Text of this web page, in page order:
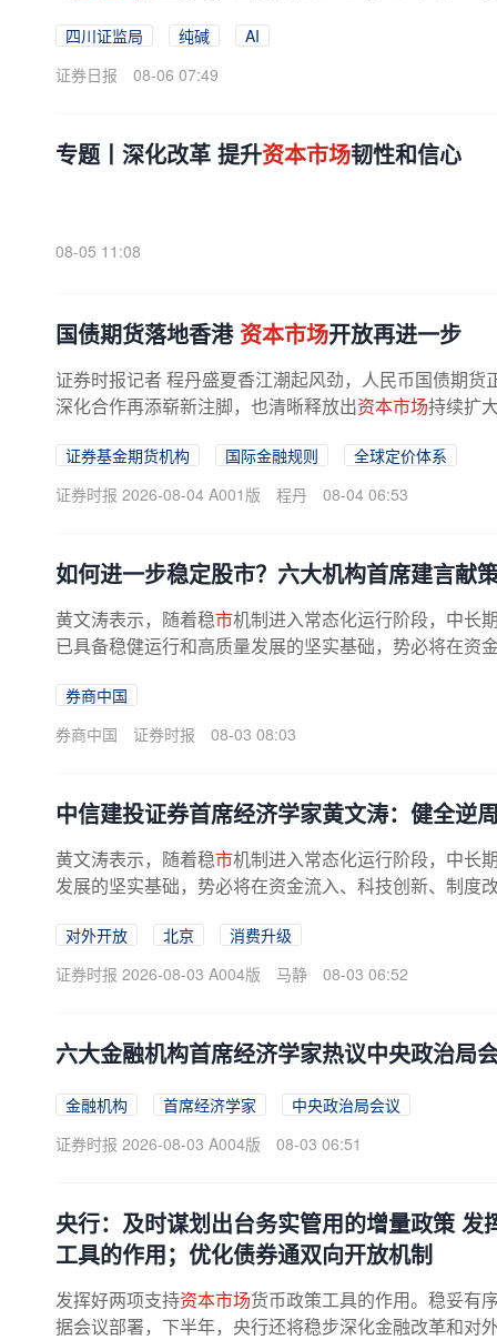
四川证监局 纯碱
AI
证券日报
08-06 07:49
专题丨深化改革 提升资本市场韧性和信心
08-05 11:08
国债期货落地香港 资本市场开放再进一步
证券时报记者 程丹盛夏香江潮起风劲，人民币国债期货
深化合作再添崭新注脚，也清晰释放出资本市场持续扩
证券基金期货机构 国际金融规则
全球定价体系
证券时报 2026-08-04 A001版
程丹 08-04 06:53
如何进一步稳定股市？六大机构首席建言献
黄文涛表示，随着稳市机制进入常态化运行阶段，中长
已具备稳健运行和高质量发展的坚实基础，势必将在资
券商中国
券商中国
证券时报 08-03 08:03
中信建投证券首席经济学家黄文涛：健全逆
黄文涛表示，随着稳市机制进入常态化运行阶段，中长
发展的坚实基础，势必将在资金流入、科技创新、制度
对外开放 北京
消费升级
证券时报 2026-08-03 A004版
马静 08-03 06:52
六大金融机构首席经济学家热议中央政治局
金融机构 首席经济学家
中央政治局会议
证券时报 2026-08-03 A004版
08-03 06:51
央行：及时谋划出台务实管用的增量政策 发
工具的作用；优化债券通双向开放机制
发挥好两项支持资本市场货币政策工具的作用。稳妥有
据会议部署，下半年，央行还将稳步深化金融改革和对